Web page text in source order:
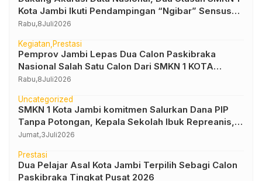
Kota Jambi Ikuti Pendampingan “Ngibar” Sensus
Ekonomi 2026
Rabu,8Juli2026
Kegiatan Prestasi
Pemprov Jambi Lepas Dua Calon Paskibraka
Nasional Salah Satu Calon Dari SMKN 1 KOTA
JAMBI
Rabu,8Juli2026
Uncategorized
SMKN 1 Kota Jambi komitmen Salurkan Dana PIP
Tanpa Potongan, Kepala Sekolah Ibuk Repreanis,
S.Pd., M.Pd : PIP Hak Siswa, Tak Boleh Dipotong
Jumat,3Juli2026
Prestasi
Dua Pelajar Asal Kota Jambi Terpilih Sebagi Calon
Paskibraka Tingkat Pusat 2026